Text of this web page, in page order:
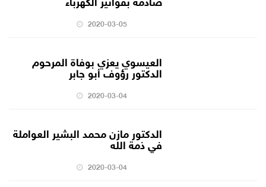
2020-03-05
العيسوي يعزي بوفاة المرحوم
الدكتور رؤوف أبو جابر
2020-03-04
الدكتور مازن محمد البشير العواملة
في ذمة الله
2020-03-04